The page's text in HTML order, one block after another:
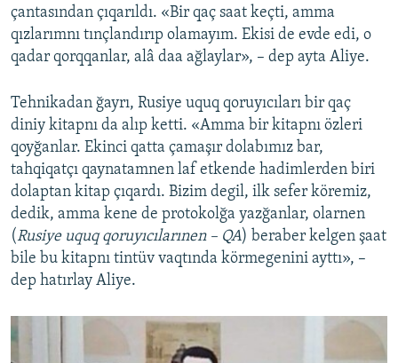
çantasından çıqarıldı. «Bir qaç saat keçti, amma
qızlarımnı tınçlandırıp olamayım. Ekisi de evde edi, o
qadar qorqqanlar, alâ daa ağlaylar», – dep ayta Aliye.
Tehnikadan ğayrı, Rusiye uquq qoruyıcıları bir qaç
diniy kitapnı da alıp ketti. «Amma bir kitapnı özleri
qoyğanlar. Ekinci qatta çamaşır dolabımız bar,
tahqiqatçı qaynatamnen laf etkende hadimlerden biri
dolaptan kitap çıqardı. Bizim degil, ilk sefer köremiz,
dedik, amma kene de protokolğa yazğanlar, olarnen
(Rusiye uquq qoruyıcılarınen – QA) beraber kelgen şaat
bile bu kitapnı tintüv vaqtında körmegenini ayttı», –
dep hatırlay Aliye.